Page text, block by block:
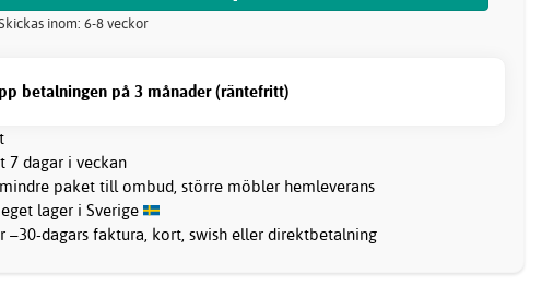
inom: 6-8 veckor
betalningen på 3 månader (räntefritt)
7 dagar i veckan
paket till ombud, större möbler hemleverans
lager i Sverige
–30-dagars faktura, kort, swish eller direktbetalning